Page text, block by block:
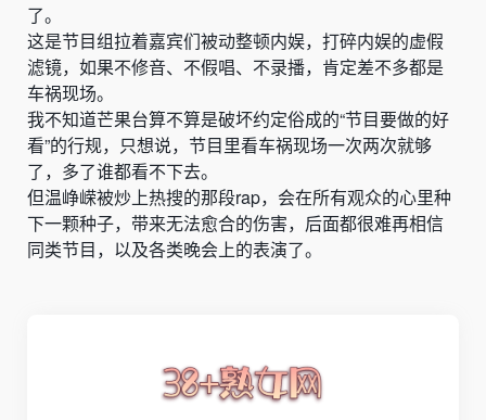
了。
这是节目组拉着嘉宾们被动整顿内娱，打碎内娱的虚假
滤镜，如果不修音、不假唱、不录播，肯定差不多都是
车祸现场。
我不知道芒果台算不算是破坏约定俗成的“节目要做的好
看”的行规，只想说，节目里看车祸现场一次两次就够
了，多了谁都看不下去。
但温峥嵘被炒上热搜的那段rap，会在所有观众的心里种
下一颗种子，带来无法愈合的伤害，后面都很难再相信
同类节目，以及各类晚会上的表演了。